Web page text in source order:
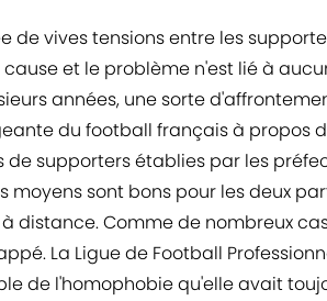
de vives tensions entre les
et le problème n'est lié à
années, une sorte
du football français à propos
supporters établies par les
moyens sont bons pour les deux
distance. Comme de nombreux
La Ligue de Football
de l'homophobie qu'elle avait